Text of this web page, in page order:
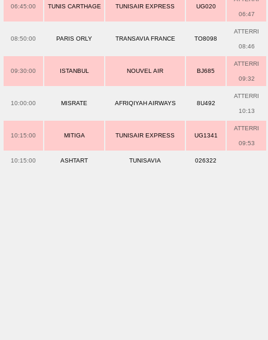
06:45:00 TUNIS CARTHAGE TUNISAIR EXPRESS UG020
06:47
08:50:00 PARIS ORLY TRANSAVIA FRANCE TO8098
ATTERRI
08:46
09:30:00 ISTANBUL NOUVEL AIR BJ685
ATTERRI
09:32
10:00:00 MISRATE AFRIQIYAH AIRWAYS 8U492
ATTERRI
10:13
10:15:00 MITIGA TUNISAIR EXPRESS UG1341
ATTERRI
09:53
10:15:00 ASHTART TUNISAVIA 026322